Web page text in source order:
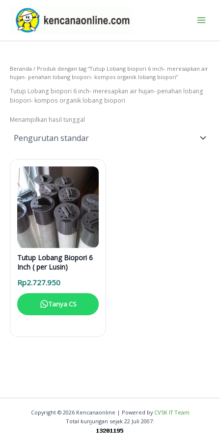
konten
Beranda / Produk dengan tag “Tutup Lobang biopori 6 inch- meresapkan air
hujan- penahan lobang biopori- kompos organik lobang biopori”
Tutup Lobang biopori 6 inch- meresapkan air hujan- penahan lobang
biopori- kompos organik lobang biopori
Menampilkan hasil tunggal
Tutup Lobang Biopori 6
Inch ( per Lusin)
Rp2.727.950
Tanya CS
Copyright © 2026 Kencanaonline | Powered by CVSK IT Team
Total kunjungan sejak 22 Juli 2007: